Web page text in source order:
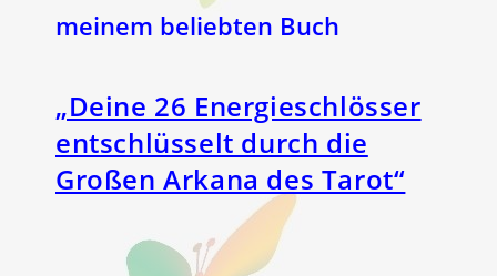
meinem beliebten Buch
„Deine 26 Energieschlösser
entschlüsselt durch die
Großen Arkana des Tarot“